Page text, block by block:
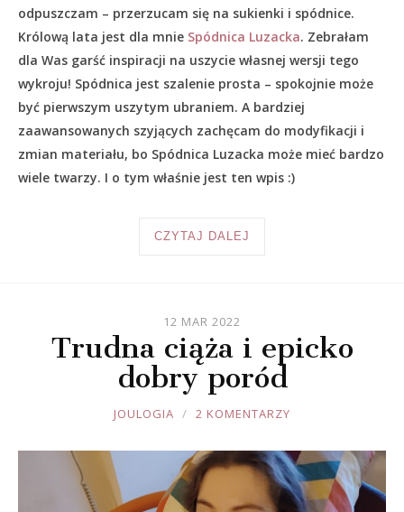
odpuszczam – przerzucam się na sukienki i spódnice.
Królową lata jest dla mnie Spódnica Luzacka. Zebrałam
dla Was garść inspiracji na uszycie własnej wersji tego
wykroju! Spódnica jest szalenie prosta – spokojnie może
być pierwszym uszytym ubraniem. A bardziej
zaawansowanych szyjących zachęcam do modyfikacji i
zmian materiału, bo Spódnica Luzacka może mieć bardzo
wiele twarzy. I o tym właśnie jest ten wpis :)
CZYTAJ DALEJ
12 MAR 2022
Trudna ciąża i epicko
dobry poród
JOULE
JOULOGIA 2 KOMENTARZY